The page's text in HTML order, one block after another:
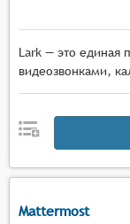
Lark — это единая
видеозвонками,
Mattermost